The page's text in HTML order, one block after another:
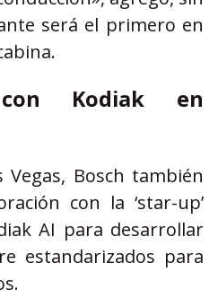
será el primero en
con Kodiak en
Vegas, Bosch también
con la ‘star-up’
AI para desarrollar
estandarizados para